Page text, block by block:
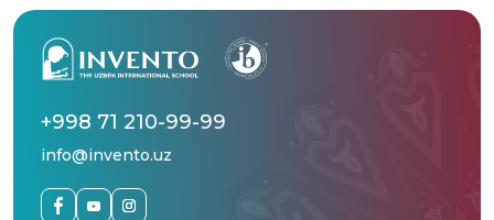
+998 71 210-99-99
info@invento.uz